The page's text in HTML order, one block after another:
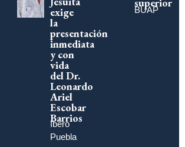
exige
la
presentación
inmediata
y con
vida
del Dr.
Leonardo
Ariel
Escobar
Barrios
Ibero
Puebla
superior
BUAP